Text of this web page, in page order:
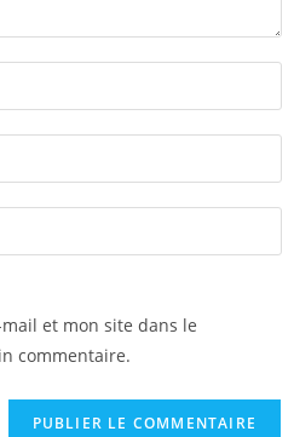
et mon site dans le
commentaire.